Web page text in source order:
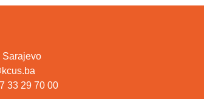
Sarajevo
33 29 70 00